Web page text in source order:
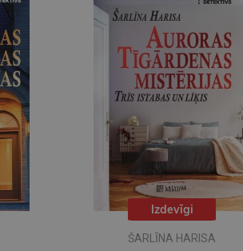
Izdevīgi
ŠARLĪNA HARISA